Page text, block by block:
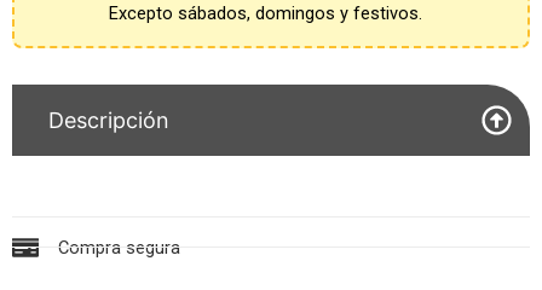
Excepto sábados, domingos y festivos.
Descripción
Compra segura